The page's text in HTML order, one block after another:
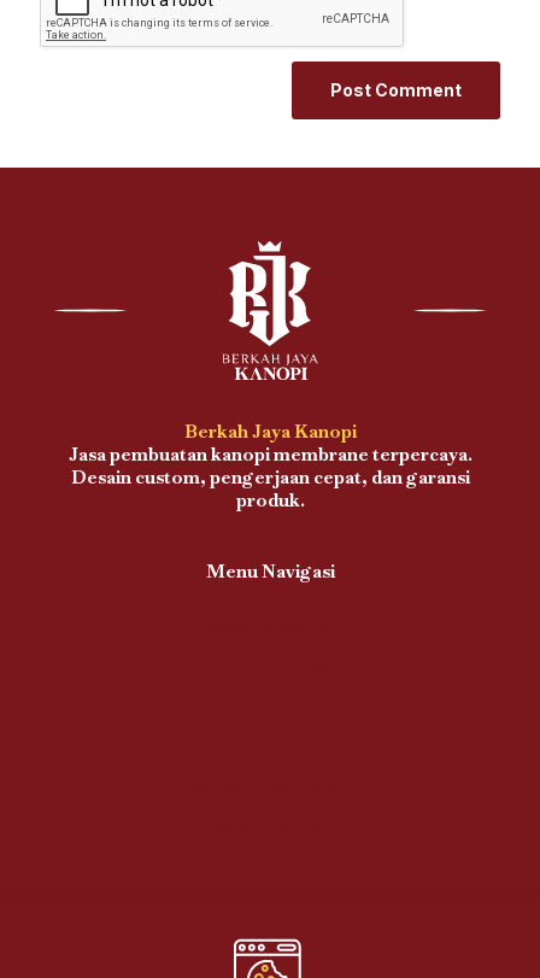
Berkah Jaya Kanopi
Jasa pembuatan kanopi membrane terpercaya.
Desain custom, pengerjaan cepat, dan garansi
produk.
Menu Navigasi